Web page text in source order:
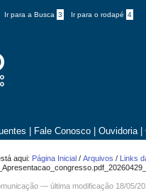
Ir para a Busca 3 Ir para o rodapé 4
Fale Conosco Ouvidoria
aqui: Página Inicial /Arquivos / Links
—última modificação 18/05/